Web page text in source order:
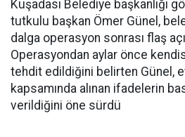
Kuşadası Belediye başkanlığı
tutkulu başkan Ömer Günel,
dalga operasyon sonrası flaş
Operasyondan aylar önce
tehdit edildiğini belirten Günel,
kapsamında alınan ifadelerin
verildiğini öne sürdü